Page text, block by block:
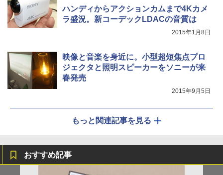
ハンディからアクションカムまで4Kカメ
ラ盛況。新コーデックLDACの音質は
2015年1月8日
映像と音楽を身近に。小型超短焦点プロ
ジェクタと照明スピーカーをソニーが来
春発売
2015年9月5日
もっと関連記事を見る
おすすめ記事